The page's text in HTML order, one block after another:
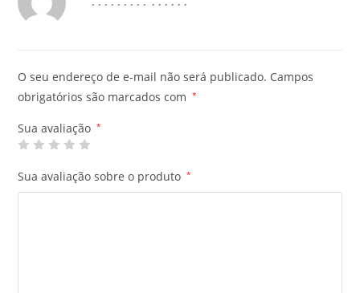
´´´´´´´´´ ´´´´´´
O seu endereço de e-mail não será publicado. Campos
obrigatórios são marcados com
*
Sua avaliação *
Sua avaliação sobre o produto *